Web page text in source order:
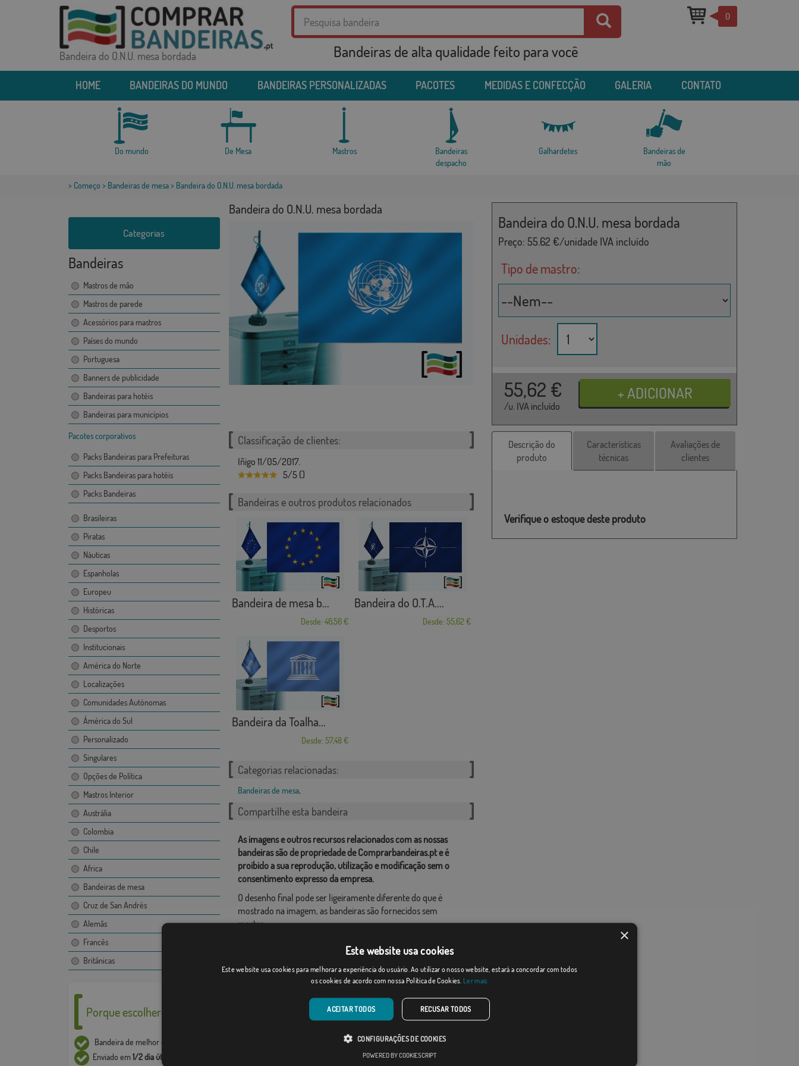
Bandeira do O.N.U. mesa bordada Bandeiras de alta qualidade feito para você
0
HOME BANDEIRAS DO MUNDO BANDEIRAS PERSONALIZADAS PACOTES MEDIDAS E CONFECÇÃO GALERIA CONTATO
Do mundo De Mesa Mastros
Bandeiras
despacho
Galhardetes
Bandeiras de
mão
> Começo > Bandeiras de mesa> Bandeira do O.N.U. mesa bordada
Categorias
Bandeiras
Mastros de mão
Mastros de parede
Acessórios para mastros
Países do mundo
Portuguesa
Banners de publicidade
Bandeiras para hotéis
Bandeiras para municípios
Pacotes corporativos
Packs Bandeiras para Prefeituras
Packs Bandeiras para hotéis
Packs Bandeiras
Brasileiras
Piratas
Náuticas
Espanholas
Europeu
Históricas
Desportos
Institucionais
América do Norte
Localizações
Comunidades Autónomas
Ámérica do Sul
Personalizado
Singulares
Opções de Política
Mastros Interior
Austrália
Colombia
Chile
Africa
Bandeiras de mesa
Cruz de San Andrés
Alemãs
Francês
Britânicas
Porque escolher-nos ___
Bandeira de melhorqualidade
Enviado em1/2 dia útil*
Bandeira do O.N.U. mesa bordada
Bandeira do O.N.U. mesa bordada
Preço: 55.62 €/unidade IVA incluído
Tipo de mastro:
Unidades:
55,62 €
/u. IVA incluído
Classificação de clientes:
Iñigo 11/05/2017.
5/5 ()
Bandeiras e outros produtos relacionados
Bandeira de mesa b...
Desde: 46,56 €
Bandeira do O.T.A....
Desde: 55,62 €
Bandeira da Toalha...
Desde: 57,48 €
Categorias relacionadas:
Bandeiras de mesa,
Compartilhe esta bandeira
As imagens e outros recursos relacionados com as nossas
bandeiras são de propriedade de Comprarbandeiras.pt e é
proibido a sua reprodução, utilização e modificação sem o
consentimento expresso da empresa.
O desenho final pode ser ligeiramente diferente do que é
mostrado na imagem, as bandeiras são fornecidos sem
mastro.
+ / - 5% nas dimensões finais e tons de cores.
Descrição do
produto
Características
técnicas
Avaliações de
clientes
Verifique o estoque deste produto
×
Este website usa cookies
Este website usa cookies para melhorar a experiência do usuário. Ao utilizar o nosso website, estará a concordar com todos
os cookies de acordo com nossa Política de Cookies. Ler mais
ACEITAR TODOS RECUSAR TODOS
CONFIGURAÇÕES DE COOKIES
POWERED BY COOKIESCRIPT